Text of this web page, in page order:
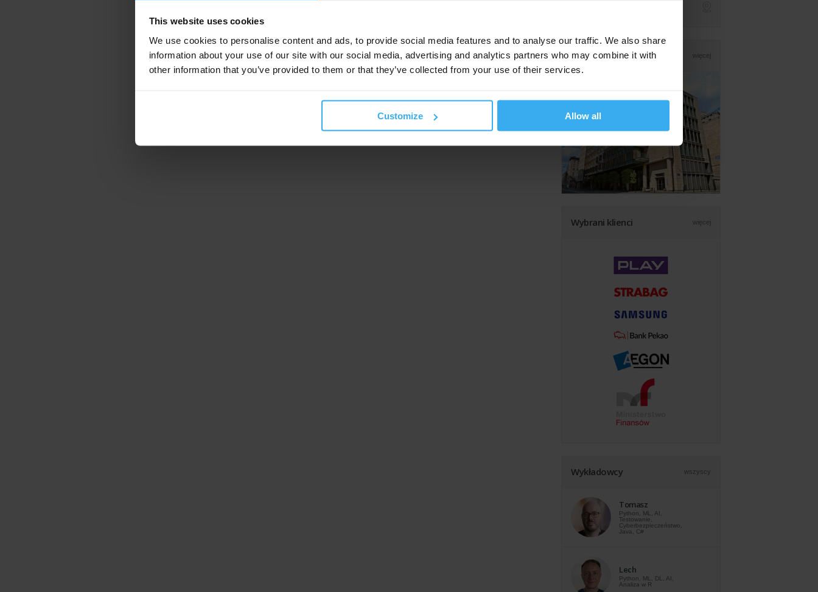
This website uses cookies
We use cookies to personalise content and ads, to provide social media features and to analyse our traffic. We also share
information about your use of our site with our social media, advertising and analytics partners who may combine it with
other information that you’ve provided to them or that they’ve collected from your use of their services.
Customize Allow all
Nasza siedziba więcej
Wybrani klienci więcej
Wykładowcy wszyscy
Tomasz
Python, ML, AI,
Testowanie,
Cyberbezpieczeństwo,
Java, C#
Lech
Python, ML, DL, AI,
Analiza w R